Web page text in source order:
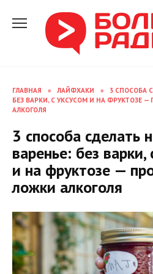
содержанию
ГЛАВНАЯ » ЛАЙФХАКИ »
3 СПОСОБА
БЕЗ ВАРКИ, С УКСУСОМ И НА ФРУКТОЗЕ
АЛКОГОЛЯ
3 способа сделать
варенье: без варки,
и на фруктозе —
ложки алкоголя